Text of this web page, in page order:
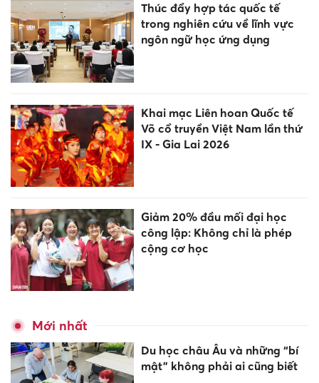
Thúc đẩy hợp tác quốc tế
trong nghiên cứu về lĩnh vực
ngôn ngữ học ứng dụng
Khai mạc Liên hoan Quốc tế
Võ cổ truyền Việt Nam lần thứ
IX - Gia Lai 2026
Giảm 20% đầu mối đại học
công lập: Không chỉ là phép
cộng cơ học
Mới nhất
Du học châu Âu và những “bí
mật” không phải ai cũng biết